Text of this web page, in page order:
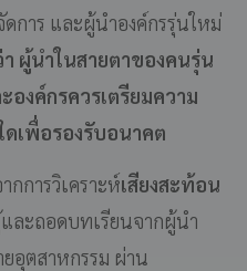
การ และผู้นำองค์กรรุ่นใหม่
า ผู้นำในสายตาของคนรุ่น
งค์กรควรเตรียมความ
เพื่อรองรับอนาคต
การวิเคราะห์เสียงสะท้อน
และถอดบทเรียนจากผู้นำ
อุตสาหกรรม ผ่าน